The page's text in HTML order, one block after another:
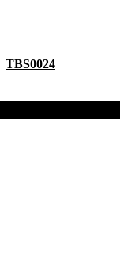
TBS0024